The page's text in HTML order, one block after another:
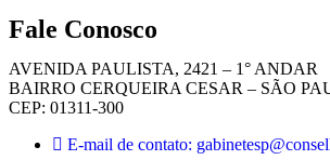
Fale Conosco
AVENIDA PAULISTA, 2421 – 1° ANDAR
BAIRRO CERQUEIRA CESAR – SÃO
CEP: 01311-300
E-mail de contato: